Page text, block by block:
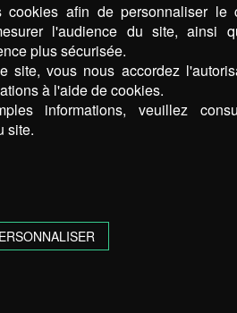
cookies afin de personnaliser le
l'audience du site, ainsi
plus sécurisée.
site, vous nous accordez
à l'aide de cookies.
informations, veuillez
site.